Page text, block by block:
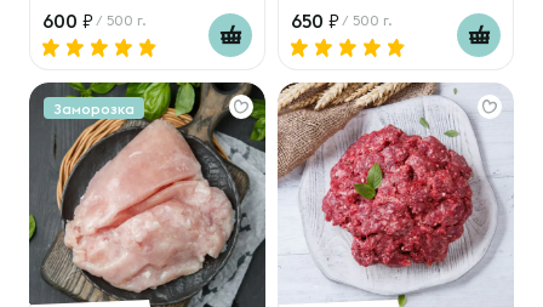
600 / 500 г. 650 / 500 г.
Заморозка